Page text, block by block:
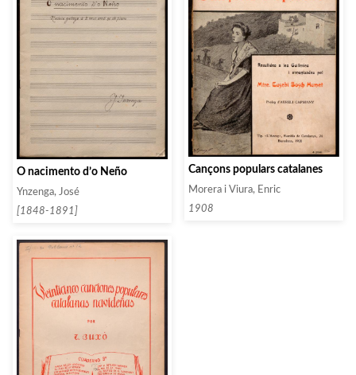
O nacimento d’o Neño
Ynzenga, José
[1848-1891]
Cançons populars catalanes
Morera i Viura, Enric
1908